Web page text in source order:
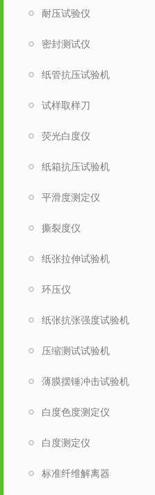
耐压试验仪
密封测试仪
纸管抗压试验机
试样取样刀
荧光白度仪
纸箱抗压试验机
平滑度测定仪
撕裂度仪
纸张拉伸试验机
环压仪
纸张抗张强度试验机
压缩测试试验机
薄膜摆锤冲击试验机
白度色度测定仪
白度测定仪
标准纤维解离器